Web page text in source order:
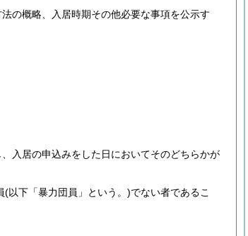
の概略、入居時期その他必要な事項を公示す
、入居の申込みをした日においてそのどちらかが
(以下「暴力団員」という。)でない者であるこ